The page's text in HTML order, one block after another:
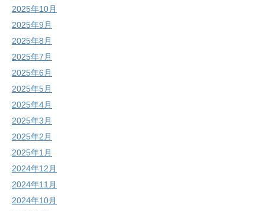
2025年10月
2025年9月
2025年8月
2025年7月
2025年6月
2025年5月
2025年4月
2025年3月
2025年2月
2025年1月
2024年12月
2024年11月
2024年10月